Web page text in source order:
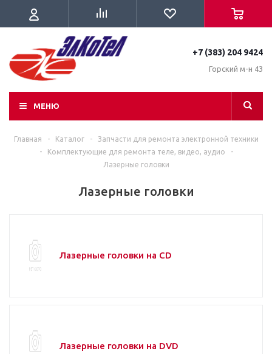
+7 (383) 204 9424
Горский м-н 43
МЕНЮ
Главная - Каталог -
Запчасти для ремонта электронной техники
-
Комплектующие для ремонта теле, видео, аудио
-
Лазерные головки
Лазерные головки
Лазерные головки на CD
Лазерные головки на DVD